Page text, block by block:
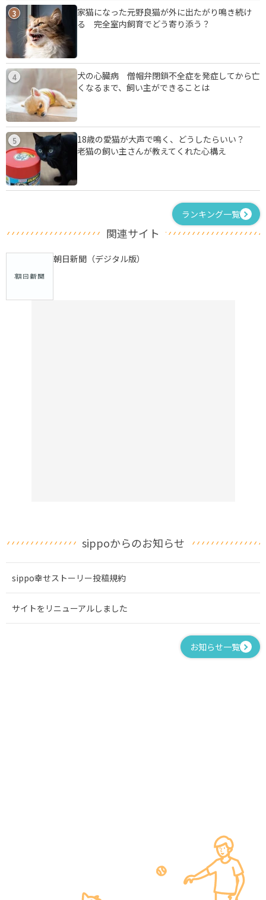
3
家猫になった元野良猫が外に出たがり鳴き続け
る 完全室内飼育でどう寄り添う？
4
犬の心臓病 僧帽弁閉鎖不全症を発症してから亡
くなるまで、飼い主ができることは
5
18歳の愛猫が大声で鳴く、どうしたらいい？
老猫の飼い主さんが教えてくれた心構え
ランキング一覧
関連サイト
朝日新聞（デジタル版）
sippoからのお知らせ
sippo幸せストーリー投稿規約
サイトをリニューアルしました
お知らせ一覧